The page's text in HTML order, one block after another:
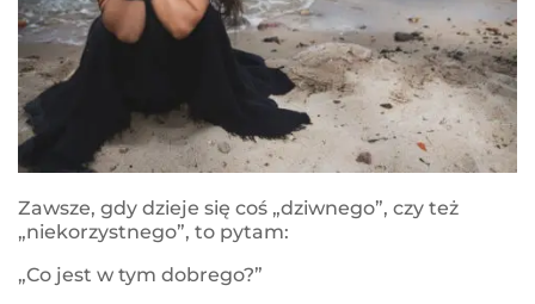
Zawsze, gdy dzieje się coś „dziwnego”, czy też
„niekorzystnego”, to pytam:
„Co jest w tym dobrego?”